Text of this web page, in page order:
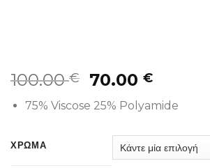
100.00€ 70.00€
75% Viscose 25% Polyamide
ΧΡΩΜΑ